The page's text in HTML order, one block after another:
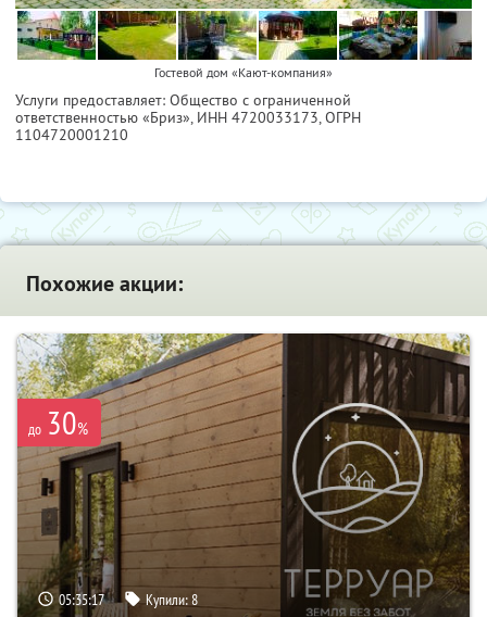
Гостевой дом «Кают-компания»
Услуги предоставляет: Общество с ограниченной
ответственностью «Бриз», ИНН 4720033173, ОГРН
1104720001210
Похожие акции:
до 30%
05:35:16 Купили:8